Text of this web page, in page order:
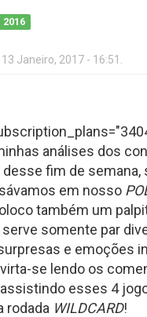
Janeiro, 2017 - 16:51.
análises dos
desse fim de semana,
em nosso
também um
somente par
e emoções
se lendo os
esses 4
rodada WILDCARD!